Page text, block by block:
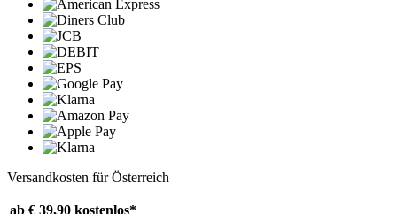
Versandkosten für Österreich
ab € 39,90 kostenlos*